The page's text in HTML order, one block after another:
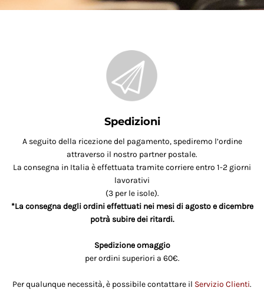
Spedizioni
A seguito della ricezione del pagamento, spediremo l’ordine
attraverso il nostro partner postale.
La consegna in Italia è effettuata tramite corriere entro 1-2 giorni
lavorativi
(3 per le isole).
*La consegna degli ordini effettuati nei mesi di agosto e dicembre
potrà subire dei ritardi.
Spedizione omaggio
per ordini superiori a 60€.
Per qualunque necessità, è possibile contattare il Servizio Clienti.